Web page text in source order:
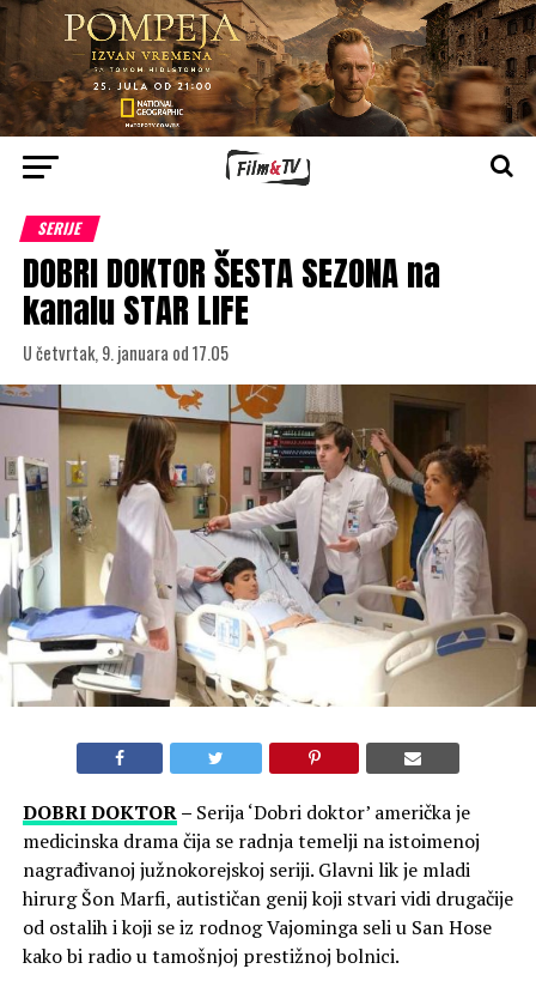
SERIJE
DOBRI DOKTOR ŠESTA SEZONA na
kanalu STAR LIFE
U četvrtak, 9. januara od 17.05
DOBRI DOKTOR– Serija ‘Dobri doktor’ američka je
medicinska drama čija se radnja temelji na istoimenoj
nagrađivanoj južnokorejskoj seriji. Glavni lik je mladi
hirurg Šon Marfi, autističan genij koji stvari vidi drugačije
od ostalih i koji se iz rodnog Vajominga seli u San Hose
kako bi radio u tamošnjoj prestižnoj bolnici.